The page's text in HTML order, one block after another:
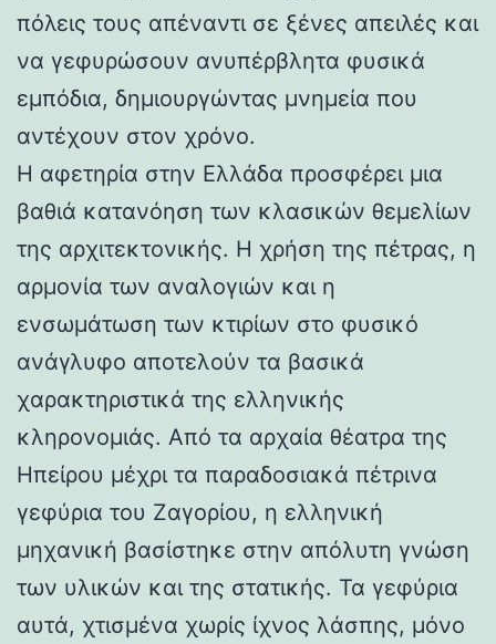
πόλεις τους απέναντι σε ξένες απειλές και
να γεφυρώσουν ανυπέρβλητα φυσικά
εμπόδια, δημιουργώντας μνημεία που
αντέχουν στον χρόνο.
Η αφετηρία στην Ελλάδα προσφέρει μια
βαθιά κατανόηση των κλασικών θεμελίων
της αρχιτεκτονικής. Η χρήση της πέτρας, η
αρμονία των αναλογιών και η
ενσωμάτωση των κτιρίων στο φυσικό
ανάγλυφο αποτελούν τα βασικά
χαρακτηριστικά της ελληνικής
κληρονομιάς. Από τα αρχαία θέατρα της
Ηπείρου μέχρι τα παραδοσιακά πέτρινα
γεφύρια του Ζαγορίου, η ελληνική
μηχανική βασίστηκε στην απόλυτη γνώση
των υλικών και της στατικής. Τα γεφύρια
αυτά, χτισμένα χωρίς ίχνος λάσπης, μόνο